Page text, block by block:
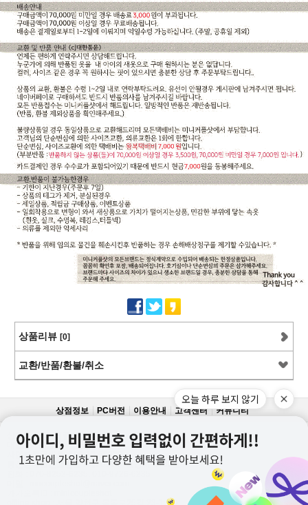
상품리뷰 [0]
교환/반품/환불/취소
상점정보 PC버전 이용안내 고객센터 커뮤니티
상호명 : 미니커플샷
대표 : 이근창
사업자등록번호 :109-12-59228
통신판매업신고번호 : 제2011-서울강서-0130호
오늘 하루 보지 않기